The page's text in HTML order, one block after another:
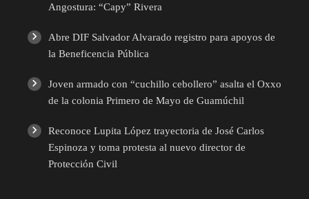
Angostura: “Capy” Rivera
Abre DIF Salvador Alvarado registro para apoyos de
la Beneficencia Pública
Joven armado con “cuchillo cebollero” asalta el Oxxo
de la colonia Primero de Mayo de Guamúchil
Reconoce Lupita López trayectoria de José Carlos
Espinoza y toma protesta al nuevo director de
Protección Civil